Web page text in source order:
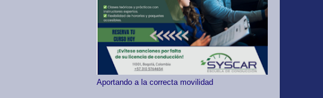
Aportando a la correcta movilidad